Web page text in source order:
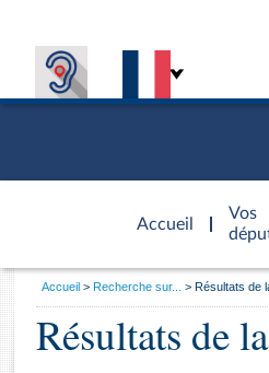
Accueil
d'accueil
Vos
Général
Vous
Accueil Recherche sur... Résultats de
Résultats de